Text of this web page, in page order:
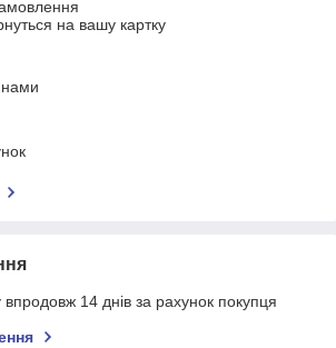
на вашу картку
14 днів за рахунок покупця